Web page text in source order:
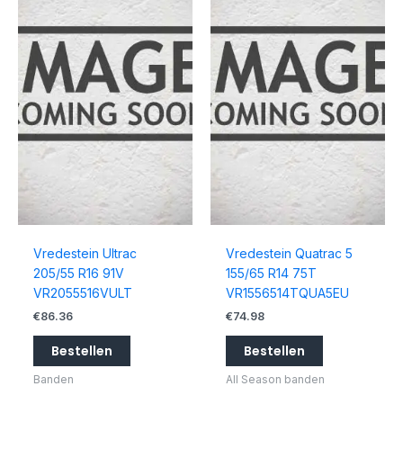
Vredestein Ultrac
205/55 R16 91V
VR2055516VULT
€86.36
Bestellen
Banden
Vredestein Quatrac 5
155/65 R14 75T
VR1556514TQUA5EU
€74.98
Bestellen
All Season banden